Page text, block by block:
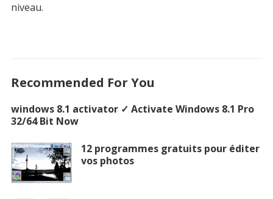
niveau.
Recommended For You
windows 8.1 activator ✓ Activate Windows 8.1 Pro
32/64 Bit Now
12 programmes gratuits pour éditer
vos photos